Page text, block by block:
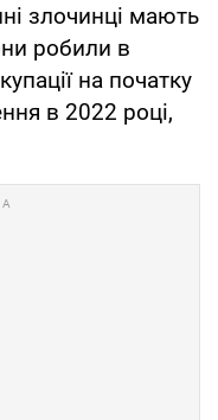
злочинці мають
робили в
на початку
в 2022 році,